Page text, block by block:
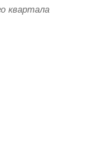
квартала